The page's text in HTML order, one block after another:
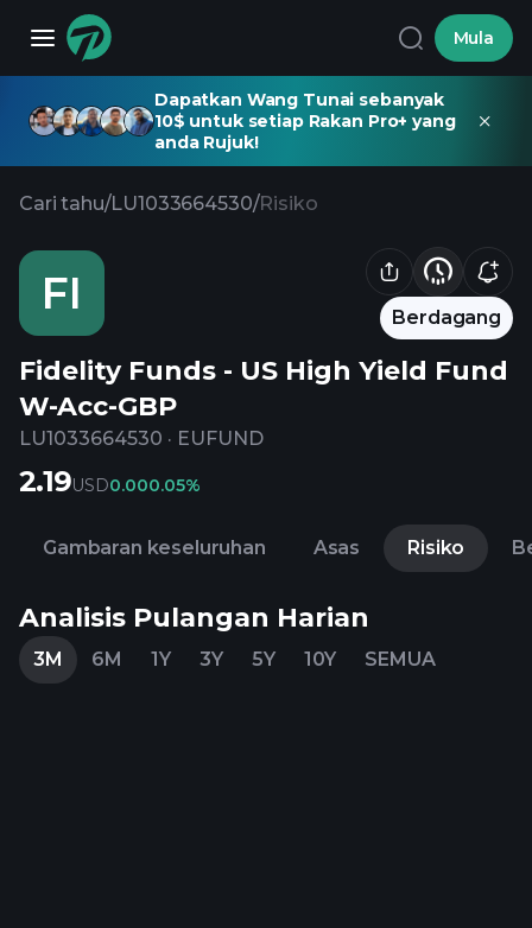
Mula
Dapatkan Wang Tunai sebanyak
10$ untuk setiap Rakan Pro+ yang
anda Rujuk!
Cari tahu/LU1033664530/Risiko
FI Berdagang
Fidelity Funds - US High Yield Fund
W-Acc-GBP
LU1033664530 · EUFUND
2.19USD0.000.05%
Gambaran keseluruhan Asas Risiko
Analisis Pulangan Harian
3M 6M 1Y 3Y 5Y 10Y SEMUA